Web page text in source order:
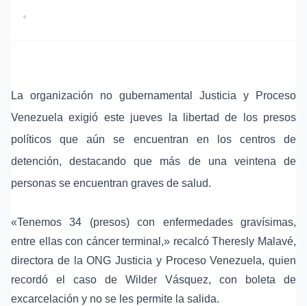
•
La organización no gubernamental Justicia y Proceso
Venezuela exigió este jueves la libertad de los presos
políticos que aún se encuentran en los centros de
detención, destacando que más de una veintena de
personas se encuentran graves de salud.
«Tenemos 34 (presos) con enfermedades gravísimas,
entre ellas con cáncer terminal,» recalcó Theresly Malavé,
directora de la ONG Justicia y Proceso Venezuela, quien
recordó el caso de Wilder Vásquez, con boleta de
excarcelación y no se les permite la salida.